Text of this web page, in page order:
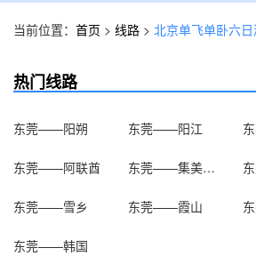
当前位置： 首页 > 线路 > 北京单飞单卧六
热门线路
东莞——阳朔 东莞——阳江
东莞——阿联酋 东莞——集美学村
东莞——雪乡 东莞——霞山
东莞——韩国